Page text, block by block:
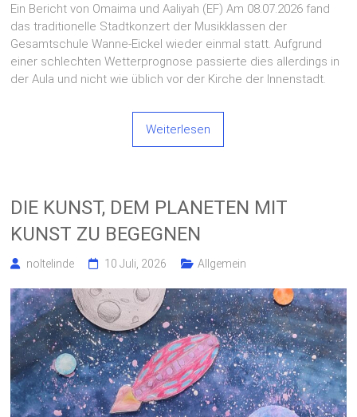
Ein Bericht von Omaima und Aaliyah (EF) Am 08.07.2026 fand
das traditionelle Stadtkonzert der Musikklassen der
Gesamtschule Wanne-Eickel wieder einmal statt. Aufgrund
einer schlechten Wetterprognose passierte dies allerdings in
der Aula und nicht wie üblich vor der Kirche der Innenstadt.
Weiterlesen
DIE KUNST, DEM PLANETEN MIT
KUNST ZU BEGEGNEN
noltelinde 10 Juli, 2026 Allgemein